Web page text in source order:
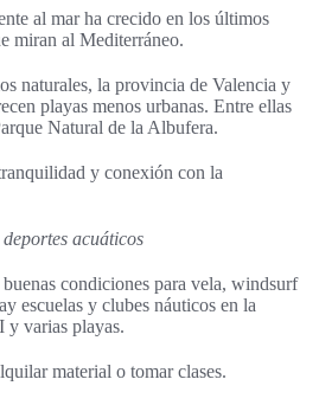
al mar ha crecido en los últimos
miran al Mediterráneo.
naturales, la provincia de Valencia y
playas menos urbanas. Entre ellas
Natural de la Albufera.
y conexión con la
acuáticos
condiciones para vela, windsurf
escuelas y clubes náuticos en la
y varias playas.
material o tomar clases.